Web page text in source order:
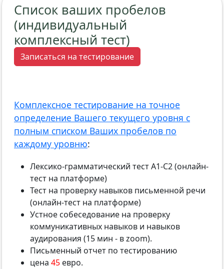
Список ваших пробелов
(индивидуальный
комплексный тест)
Записаться на тестирование
Комплексное тестирование на точное
определение Вашего текущего уровня с
полным списком Ваших пробелов по
каждому уровню:
Лексико-грамматический тест А1-С2 (онлайн-
тест на платформе)
Тест на проверку навыков письменной речи
(онлайн-тест на платформе)
Устное собеседование на проверку
коммуникативных навыков и навыков
аудирования (15 мин - в zoom).
Письменный отчет по тестированию
цена 45 евро.